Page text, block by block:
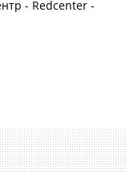
- Redcenter -